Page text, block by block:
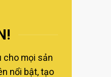
cho mọi sản
nổi bật, tạo